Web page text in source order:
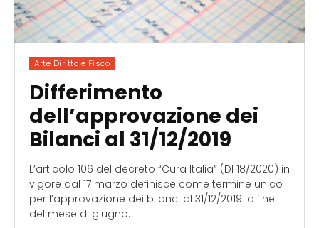
Arte Diritto e Fisco
Differimento
dell’approvazione dei
Bilanci al 31/12/2019
L’articolo 106 del decreto “Cura Italia” (Dl 18/2020) in
vigore dal 17 marzo definisce come termine unico
per l’approvazione dei bilanci al 31/12/2019 la fine
del mese di giugno.